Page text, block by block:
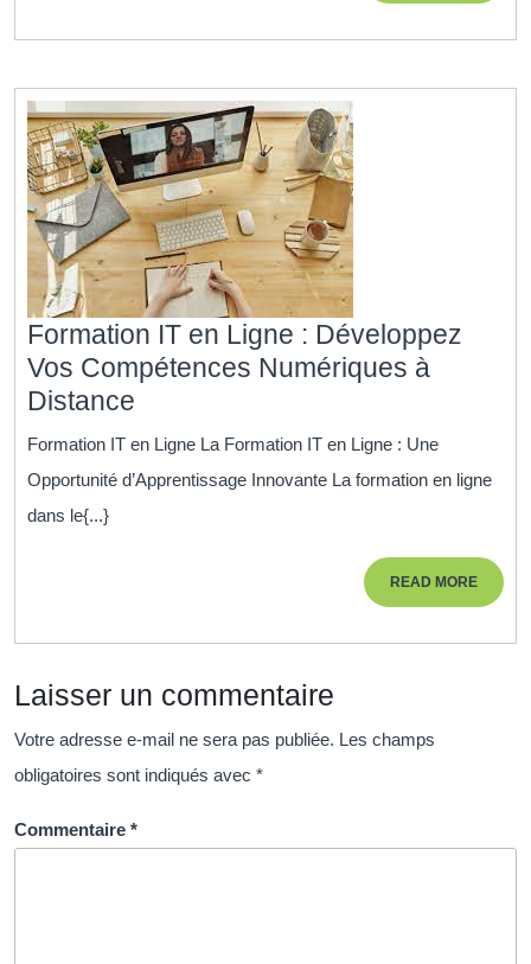
Formation IT en Ligne : Développez
Vos Compétences Numériques à
Distance
IT
en
Ligne
à
Distance
Formation IT en Ligne La Formation IT en Ligne : Une
Opportunité d’Apprentissage Innovante La formation en ligne
dans le{...}
READ MOREREAD
MORE
Laisser un commentaire
Votre adresse e-mail ne sera pas publiée. Les champs
obligatoires sont indiqués avec *
Commentaire *